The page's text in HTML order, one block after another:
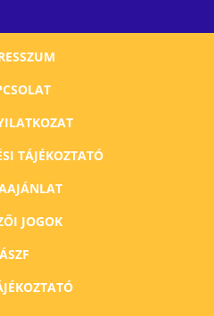
TÁJÉKOZTATÓ
JOGOK
ÁSZF